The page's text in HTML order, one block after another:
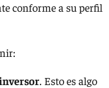
conforme a su perfil
. Esto es algo